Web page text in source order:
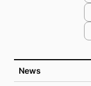
News